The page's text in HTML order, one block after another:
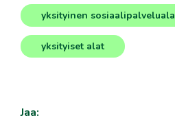
, yksityinen sosiaalipalveluala
, yksityiset alat
Jaa: